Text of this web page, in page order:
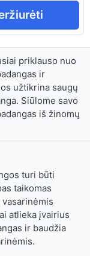
priklauso nuo
ir
užtikrina saugų
Siūlome savo
iš žinomų
turi būti
taikomas
atlieka įvairius
ir baudžia